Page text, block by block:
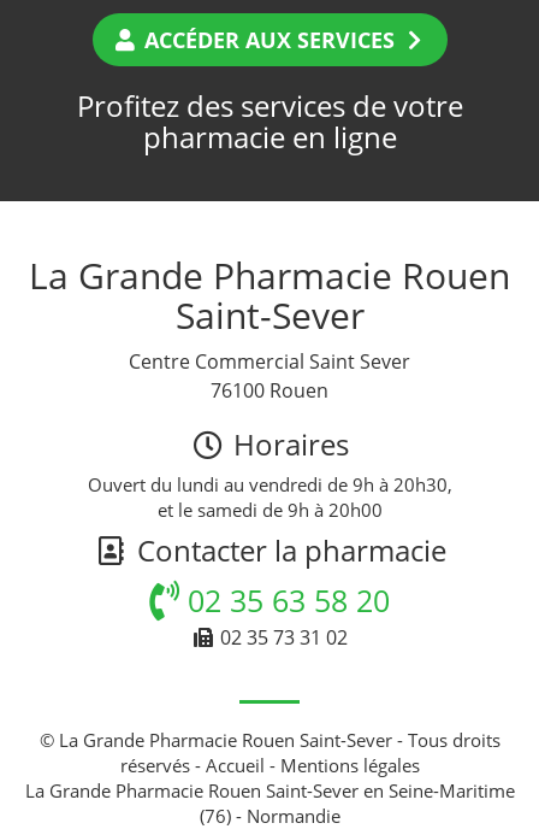
ACCÉDER AUX SERVICES
Profitez des services de votre
pharmacie en ligne
La Grande Pharmacie Rouen
Saint-Sever
Centre Commercial Saint Sever
76100 Rouen
Horaires
Ouvert du lundi au vendredi de 9h à 20h30,
et le samedi de 9h à 20h00
Contacter la pharmacie
02 35 63 58 20
02 35 73 31 02
© La Grande Pharmacie Rouen Saint-Sever - Tous droits
réservés - Accueil - Mentions légales
La Grande Pharmacie Rouen Saint-Sever en Seine-Maritime
(76) - Normandie